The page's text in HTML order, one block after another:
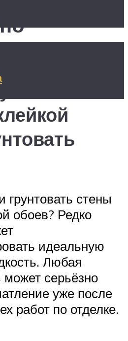
ли
грунтовать стены
обоев? Редко
идеальную
Любая
серьёзно
уже после
работ по отделке.